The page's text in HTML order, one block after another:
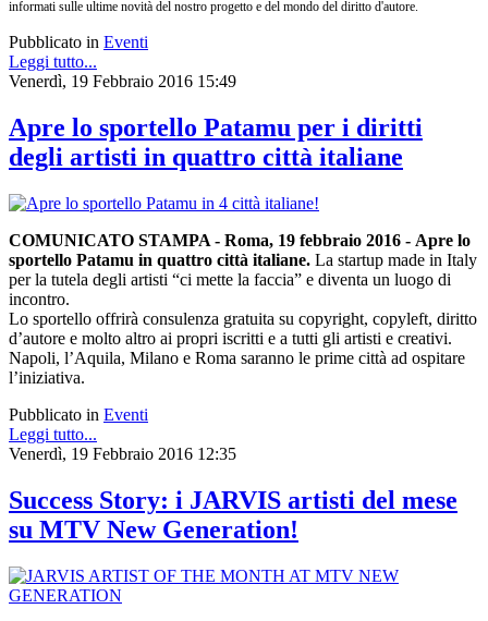
informati sulle ultime novità del nostro progetto e del mondo del diritto d'autore.
Pubblicato in Eventi
Leggi tutto...
Venerdì, 19 Febbraio 2016 15:49
Apre lo sportello Patamu per i diritti
degli artisti in quattro città italiane
COMUNICATO STAMPA - Roma, 19 febbraio 2016 - Apre lo
sportello Patamu in quattro città italiane. La startup made in Italy
per la tutela degli artisti “ci mette la faccia” e diventa un luogo di
incontro.
Lo sportello offrirà consulenza gratuita su copyright, copyleft, diritto
d’autore e molto altro ai propri iscritti e a tutti gli artisti e creativi.
Napoli, l’Aquila, Milano e Roma saranno le prime città ad ospitare
l’iniziativa.
Pubblicato in Eventi
Leggi tutto...
Venerdì, 19 Febbraio 2016 12:35
Success Story: i JARVIS artisti del mese
su MTV New Generation!